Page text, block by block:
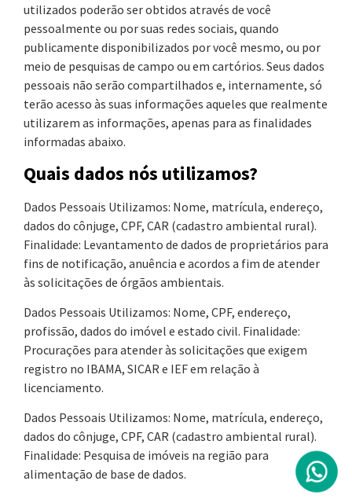
utilizados poderão ser obtidos através de você
pessoalmente ou por suas redes sociais, quando
publicamente disponibilizados por você mesmo, ou por
meio de pesquisas de campo ou em cartórios. Seus dados
pessoais não serão compartilhados e, internamente, só
terão acesso às suas informações aqueles que realmente
utilizarem as informações, apenas para as finalidades
informadas abaixo.
Quais dados nós utilizamos?
Dados Pessoais Utilizamos: Nome, matrícula, endereço,
dados do cônjuge, CPF, CAR (cadastro ambiental rural).
Finalidade: Levantamento de dados de proprietários para
fins de notificação, anuência e acordos a fim de atender
às solicitações de órgãos ambientais.
Dados Pessoais Utilizamos: Nome, CPF, endereço,
profissão, dados do imóvel e estado civil. Finalidade:
Procurações para atender às solicitações que exigem
registro no IBAMA, SICAR e IEF em relação à
licenciamento.
Dados Pessoais Utilizamos: Nome, matrícula, endereço,
dados do cônjuge, CPF, CAR (cadastro ambiental rural).
Finalidade: Pesquisa de imóveis na região para
alimentação de base de dados.